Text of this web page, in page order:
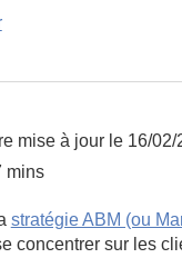
mise à jour le 16/02/
mins
stratégie ABM (ou
concentrer sur les